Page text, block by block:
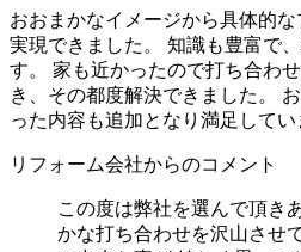
おおまかなイメージから具体的
実現できました。 知識も豊富で
す。 家も近かったので打ち合わ
き、その都度解決できました。
った内容も追加となり満足してい
リフォーム会社からのコメント
この度は弊社を選んで頂き
かな打ち合わせを沢山さ